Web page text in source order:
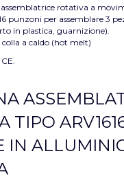
assemblatrice rotativa a
punzoni per assemblare 3
in plastica, guarnizione).
a caldo (hot melt)
TIPO
IN